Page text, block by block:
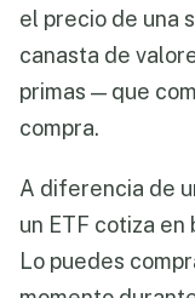
el precio de una
canasta de
primas — que
compra.
A diferencia de
un ETF cotiza en
Lo puedes